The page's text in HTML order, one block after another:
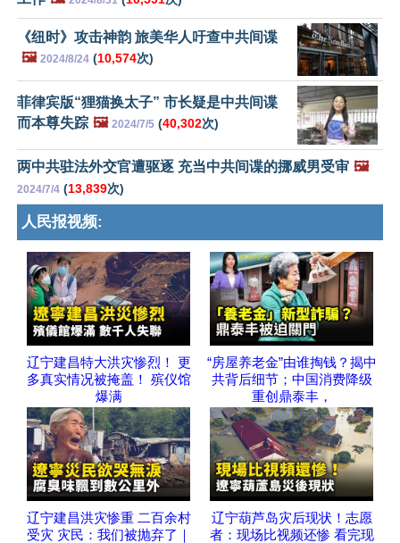
《纽时》攻击神韵 旅美华人吁查中共间谍
🖼️ 2024/8/24 (10,574次)
菲律宾版“狸猫换太子” 市长疑是中共间谍
而本尊失踪 🖼️ 2024/7/5 (40,302次)
两中共驻法外交官遭驱逐 充当中共间谍的挪威男受审 🖼️
2024/7/4 (13,839次)
人民报视频:
辽宁建昌特大洪灾惨烈！ 更
多真实情况被掩盖！ 殡仪馆
爆满
“房屋养老金”由谁掏钱？揭中
共背后细节；中国消费降级
重创鼎泰丰，
辽宁建昌洪灾惨重 二百余村
受灾 灾民：我们被抛弃了｜
辽宁葫芦岛灾后现状！志愿
者：现场比视频还惨 看完现